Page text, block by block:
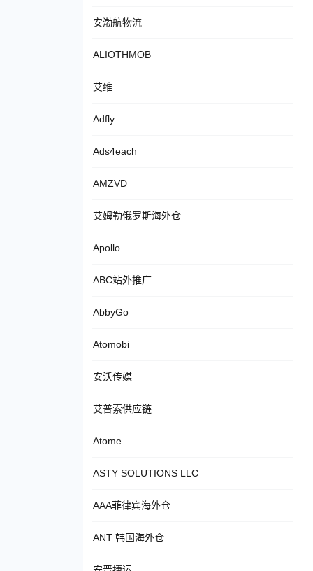
安渤航物流
ALIOTHMOB
艾维
Adfly
Ads4each
AMZVD
艾姆勒俄罗斯海外仓
Apollo
ABC站外推广
AbbyGo
Atomobi
安沃传媒
艾普索供应链
Atome
ASTY SOLUTIONS LLC
AAA菲律宾海外仓
ANT 韩国海外仓